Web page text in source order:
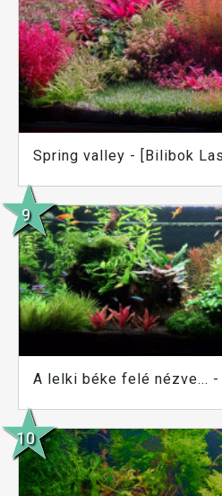
Spring valley - [Bilibok
A lelki béke felé nézve... -